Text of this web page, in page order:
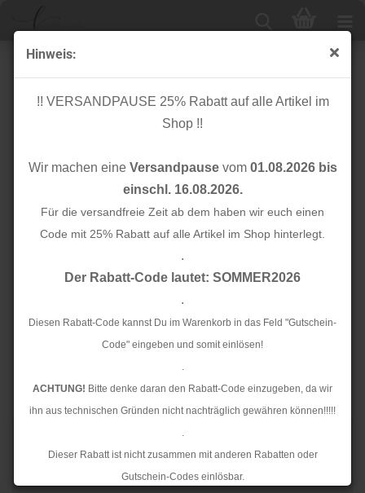
Hinweis:
!! VERSANDPAUSE 25% Rabatt auf alle Artikel im
Shop !!
Wir machen eine Versandpausevom 01.08.2026 bis
einschl. 16.08.2026.
Für die versandfreie Zeit ab dem haben wir euch einen
Code mit 25% Rabatt auf alle Artikel im Shop hinterlegt.
.
Der Rabatt-Code lautet: SOMMER2026
.
Diesen Rabatt-Code kannst Du im Warenkorb in das Feld "Gutschein-
Code" eingeben und somit einlösen!
.
ACHTUNG! Bitte denke daran den Rabatt-Code einzugeben, da wir
ihn aus technischen Gründen nicht nachträglich gewähren können!!!!!
.
Dieser Rabatt ist nicht zusammen mit anderen Rabatten oder
Gutschein-Codes einlösbar.
Paspelband unelastisch - Satin - blau - 10 mm